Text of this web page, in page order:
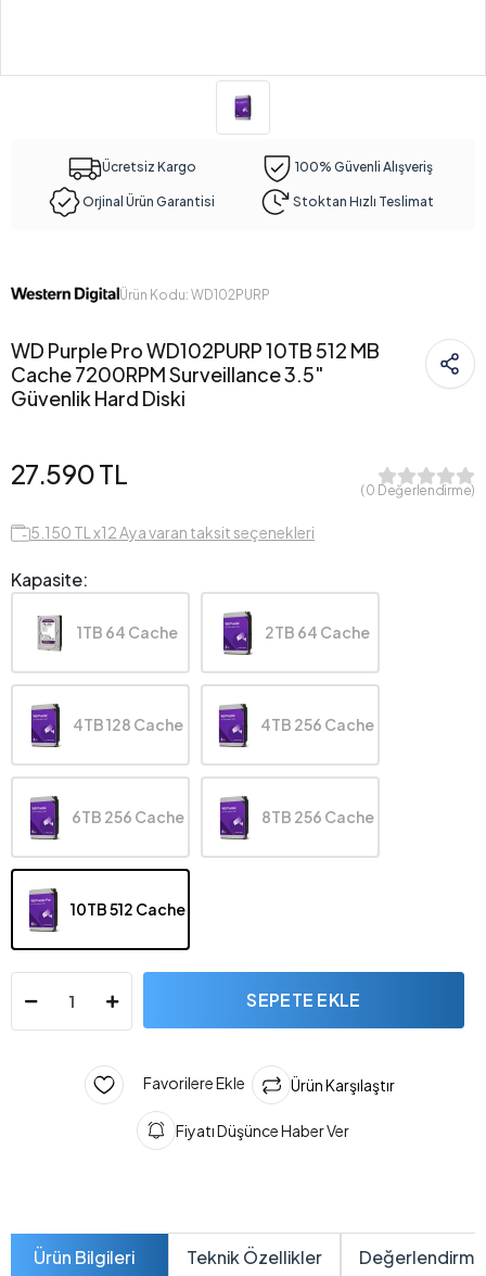
Ücretsiz Kargo 100% Güvenli Alışveriş
Orjinal Ürün Garantisi Stoktan Hızlı Teslimat
Ürün Kodu: WD102PURP
WD Purple Pro WD102PURP 10TB 512 MB
Cache 7200RPM Surveillance 3.5"
Güvenlik Hard Diski
27.590 TL
( 0 Değerlendirme)
5.150 TL x12 Aya varan taksit seçenekleri
Kapasite:
1TB 64 Cache 2TB 64 Cache
4TB 128 Cache 4TB 256 Cache
6TB 256 Cache 8TB 256 Cache
10TB 512 Cache
SEPETE EKLE
Favorilere Ekle Ürün Karşılaştır
Fiyatı Düşünce Haber Ver
Ürün Bilgileri Teknik Özellikler